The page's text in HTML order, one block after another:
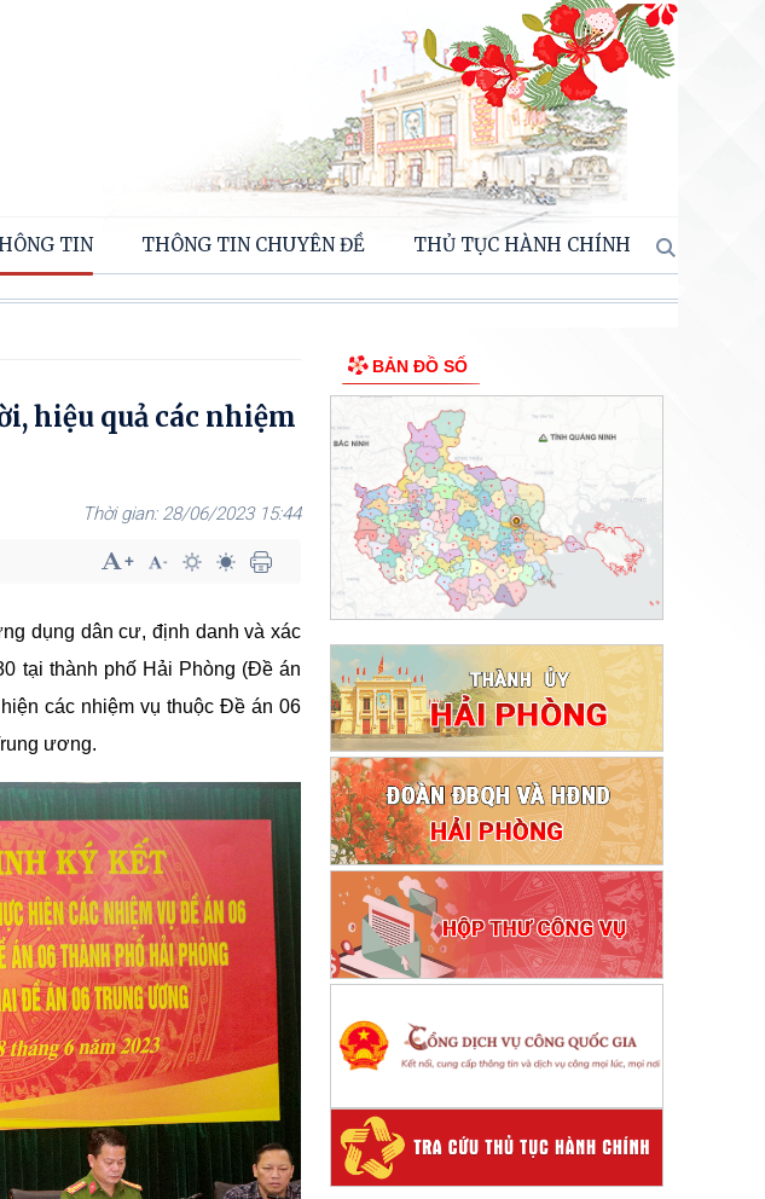
TIN THÔNG TIN CHUYÊN ĐỀ THỦ TỤC HÀNH CHÍNH
hiệu quả các nhiệm
28/06/2023 15:44
dụng dân cư, định danh và xác
tại thành phố Hải Phòng (Đề án
các nhiệm vụ thuộc Đề án 06
ương.
BẢN ĐỒ SỐ